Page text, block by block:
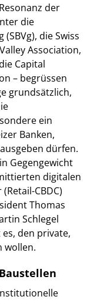
der
die
die Swiss
Association,
Capital
– begrüssen
grundsätzlich,
ein
Banken,
dürfen.
Gegengewicht
digitalen
CBDC)
Thomas
Schlegel
den private,
wollen.